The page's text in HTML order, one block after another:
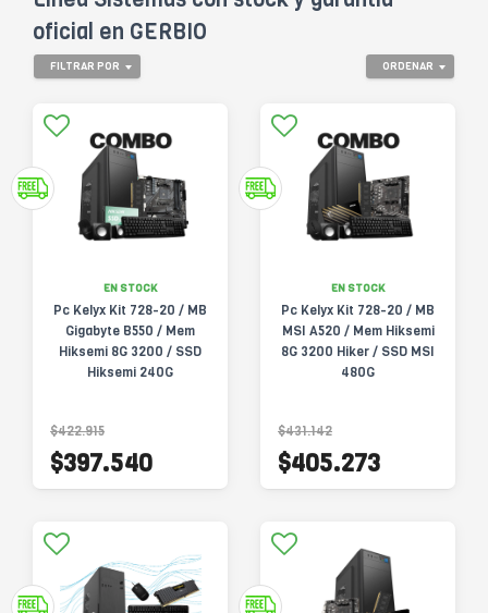
oficial en GERBIO
ORDENAR
FILTRAR POR
EN STOCK
Pc Kelyx Kit 728-20 / MB
Gigabyte B550 / Mem
Hiksemi 8G 3200 / SSD
Hiksemi 240G
$422.915
$397.540
EN STOCK
Pc Kelyx Kit 728-20 / MB
MSI A520 / Mem Hiksemi
8G 3200 Hiker / SSD MSI
480G
$431.142
$405.273